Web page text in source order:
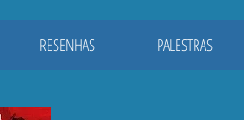
RESENHAS PALESTRAS